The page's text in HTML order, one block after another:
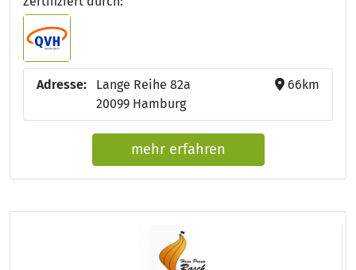
Adresse:
Lange Reihe 82a
20099 Hamburg
66km
mehr erfahren